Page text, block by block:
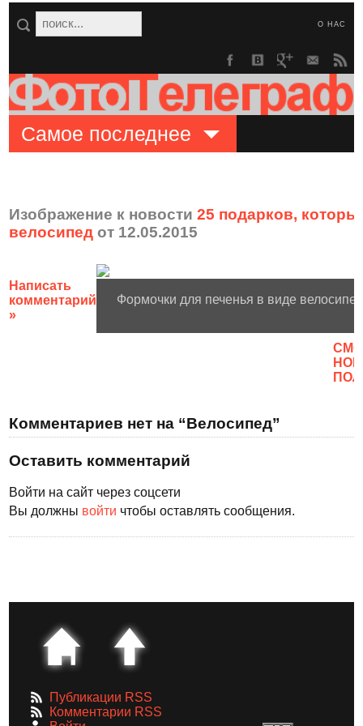
О НАС
Самое последнее
Изображение к новости25 подарков,
велосипед от 12.05.2015
Написать
комментарий
»
Формочки для печенья в виде
Комментариев нет на “Велосипед”
Оставить комментарий
Войти на сайт через соцсети
Вы должны войти чтобы оставлять сообщения.
Публикации RSS
Комментарии RSS